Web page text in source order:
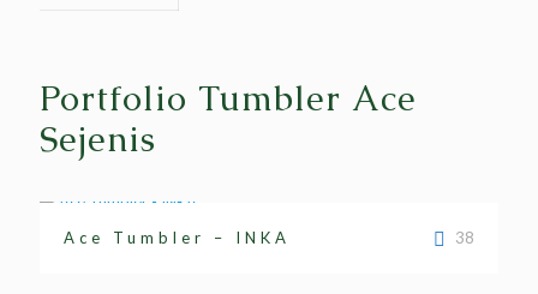
Portfolio Tumbler Ace
Sejenis
Ace Tumbler – INKA 38